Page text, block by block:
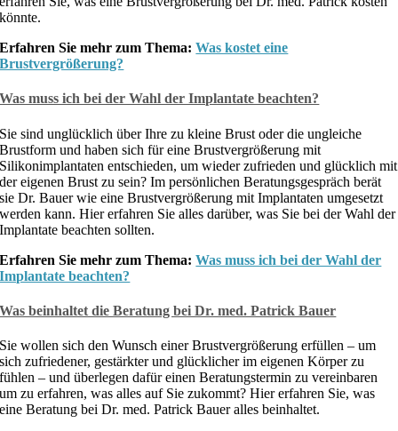
könnte.
Erfahren Sie mehr zum Thema:Was kostet eine
Brustvergrößerung?
Was muss ich bei der Wahl der Implantate beachten?
Sie sind unglücklich über Ihre zu kleine Brust oder die ungleiche
Brustform und haben sich für eine Brustvergrößerung mit
Silikonimplantaten entschieden, um wieder zufrieden und glücklich mit
der eigenen Brust zu sein? Im persönlichen Beratungsgespräch berät
sie Dr. Bauer wie eine Brustvergrößerung mit Implantaten umgesetzt
werden kann. Hier erfahren Sie alles darüber, was Sie bei der Wahl der
Implantate beachten sollten.
Erfahren Sie mehr zum Thema:Was muss ich bei der Wahl der
Implantate beachten?
Was beinhaltet die Beratung bei Dr. med. Patrick Bauer
Sie wollen sich den Wunsch einer Brustvergrößerung erfüllen – um
sich zufriedener, gestärkter und glücklicher im eigenen Körper zu
fühlen – und überlegen dafür einen Beratungstermin zu vereinbaren
um zu erfahren, was alles auf Sie zukommt? Hier erfahren Sie, was
eine Beratung bei Dr. med. Patrick Bauer alles beinhaltet.